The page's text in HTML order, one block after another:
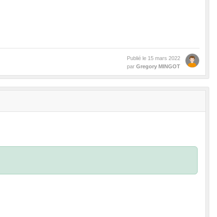
Publié le 15 mars 2022
par Gregory MINGOT